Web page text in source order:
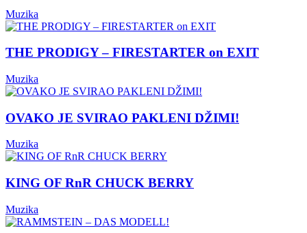
Muzika
THE PRODIGY – FIRESTARTER on EXIT
Muzika
OVAKO JE SVIRAO PAKLENI DŽIMI!
Muzika
KING OF RnR CHUCK BERRY
Muzika